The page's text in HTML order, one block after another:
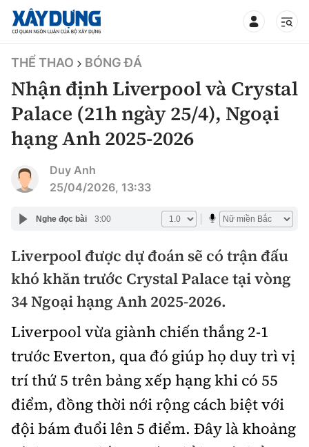
TIN BỘ XÂY DỰNG
CHUYÊN MỤC
Mới nhất
Thời sự
Chính trị
Xã hội
Cải chính
Xây dựng
Chỉ đạo điều hành
Quy hoạch kiến trúc
Vật liệu xây dựng
Giám định chất lượng
Quản lý đô thị
Giao thông
Quản lý
Hàng không
Đường sắt
Kinh tế
Thị trường
Tài chính
Chứng khoán
Pháp luật
Thanh tra
An toàn giao thông
THỂ THAO BÓNG ĐÁ
Nhận định Liverpool và Crystal
Palace (21h ngày 25/4), Ngoại
hạng Anh 2025-2026
Duy Anh
25/04/2026, 13:33
Nghe đọc bài 3:00
Liverpool được dự đoán sẽ có trận đấu
khó khăn trước Crystal Palace tại vòng
34 Ngoại hạng Anh 2025-2026.
Liverpool vừa giành chiến thắng 2-1
trước Everton, qua đó giúp họ duy trì vị
trí thứ 5 trên bảng xếp hạng khi có 55
điểm, đồng thời nới rộng cách biệt với
đội bám đuổi lên 5 điểm. Đây là khoảng